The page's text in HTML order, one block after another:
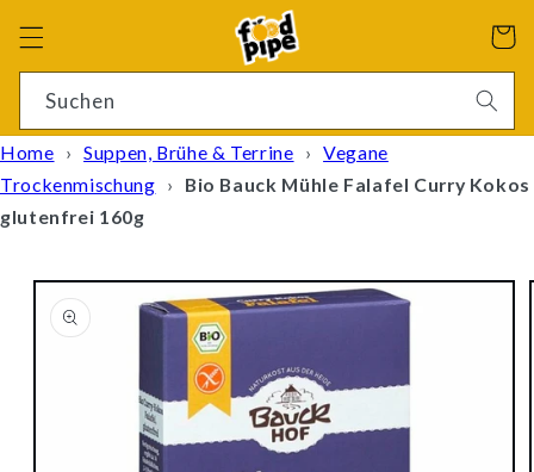
zum
Inhalt
Suchen
4 Ergebnisse
Home › Suppen, Brühe & Terrine › Vegane
Trockenmischung ›
Bio Bauck Mühle Falafel Curry Kokos
glutenfrei 160g